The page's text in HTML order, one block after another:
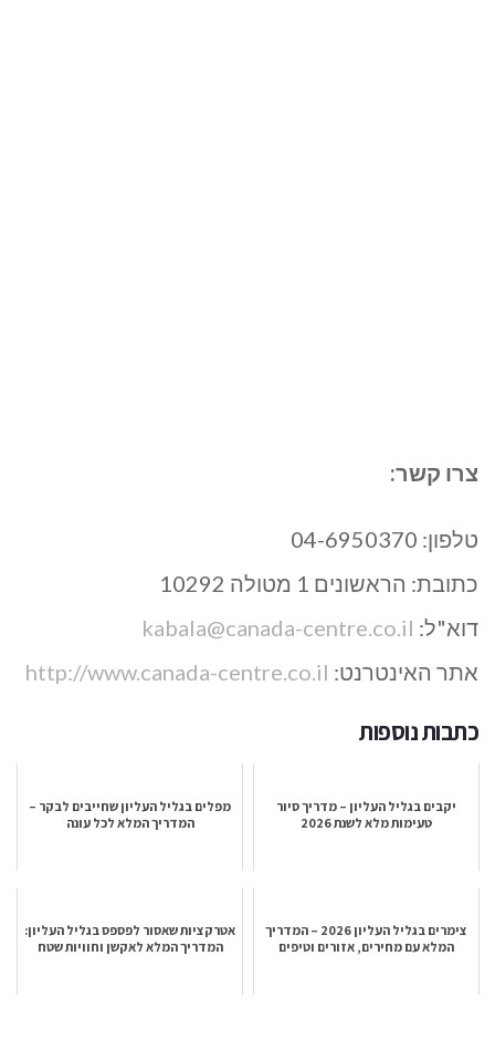
צרו קשר:
טלפון: 04-6950370
כתובת: הראשונים 1 מטולה 10292
דוא"ל: kabala@canada-centre.co.il
אתר האינטרנט:
כתבות נוספות
יקבים בגליל העליון – מדריך סיור
טעימות מלא לשנת 2026
מפלים בגליל העליון שחייבים לבקר –
המדריך המלא לכל עונה
צימרים בגליל העליון 2026 – המדריך
המלא עם מחירים, אזורים וטיפים
אטרקציות שאסור לפספס בגליל העליון:
המדריך המלא לאקשן וחוויות שטח